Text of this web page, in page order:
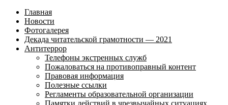
Главная
Новости
Фотогалерея
Декада читательской грамотности — 2021
Антитеррор
Телефоны экстренных служб
Пожаловаться на противоправный контент
Правовая информация
Полезные ссылки
Регламенты образовательной организации
Памятки действий в чрезвычайных ситуациях